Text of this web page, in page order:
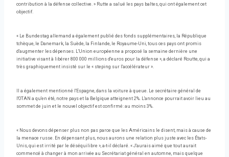
contribution à la défense collective. » Rutte a salué les pays baltes, qui ont également cet
objectif.
« Le Bundestag allemand a également publié des fonds supplémentaires, la République
tchèque, le Danemark, la Suède, la Finlande, le Royaume-Uni, tous ces pays ont promis
d'augmenter les dépenses. L'Union européenne a proposé la semaine dernière une
initiative visant à libérer 800 000 millions d'euros pour la défense », a déclaré Routte, qui a
très graphiquement insisté sur le « steping sur l'accélérateur ».
Il a également mentionné l'Espagne, dans la voiture à queue. Le secrétaire général de
l'OTAN a qu'en été, notre pays et la Belgique atteignent 2%. L'annonce pourrait avoir lieu au
sommet de juin et le nouvel objectif est confirmé: au moins 3%.
« Nous devons dépenser plus non pas parce que les Américains le disent, mais à cause de
la menace russe. En dépensant plus, nous aurons une relation plus juste avec les États-
Unis, qui est irrité par le déséquilibre », a-t-il déclaré. « J'aurais aimé que tout aurait
commencé à changer à mon arrivée au Secrétariat général en automne, mais quelque